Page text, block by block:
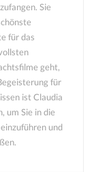
Sie
für das
geht,
für
ist Claudia
um Sie in die
und